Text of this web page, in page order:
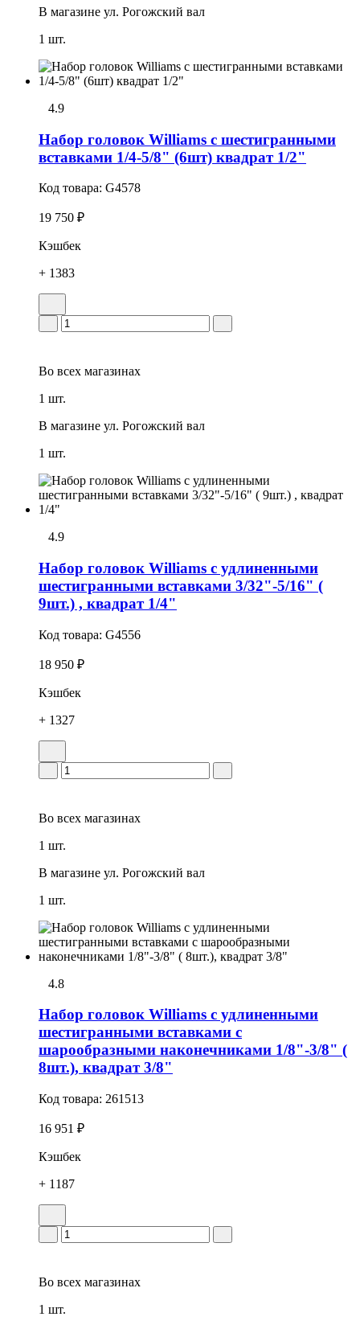
В магазине ул. Рогожский вал
1 шт.
4.9
Набор головок Williams с шестигранными
вставками 1/4-5/8" (6шт) квадрат 1/2"
Код товара: G4578
19 750 ₽
Кэшбек
+ 1383
Во всех магазинах
1 шт.
В магазине ул. Рогожский вал
1 шт.
4.9
Набор головок Williams с удлиненными
шестигранными вставками 3/32"-5/16" (
9шт.) , квадрат 1/4"
Код товара: G4556
18 950 ₽
Кэшбек
+ 1327
Во всех магазинах
1 шт.
В магазине ул. Рогожский вал
1 шт.
4.8
Набор головок Williams с удлиненными
шестигранными вставками с
шарообразными наконечниками 1/8"-3/8" (
8шт.), квадрат 3/8"
Код товара: 261513
16 951 ₽
Кэшбек
+ 1187
Во всех магазинах
1 шт.